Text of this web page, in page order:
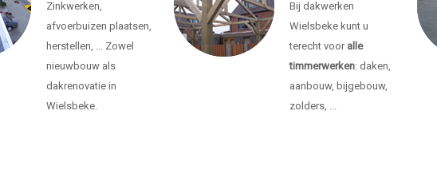
Zinkwerken,
afvoerbuizen plaatsen,
herstellen, ... Zowel
nieuwbouw als
dakrenovatie in
Wielsbeke.
Bij dakwerken
Wielsbeke kunt u
terecht voor alle
timmerwerken: daken,
aanbouw, bijgebouw,
zolders, ...